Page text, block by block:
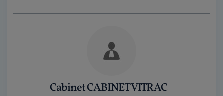
Cabinet CABINET VITRAC